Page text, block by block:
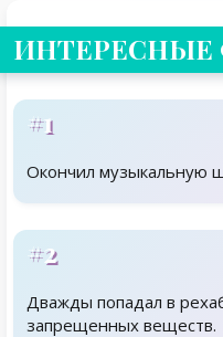
#1
Окончил музыкальную
#2
Дважды попадал в
запрещенных веществ.